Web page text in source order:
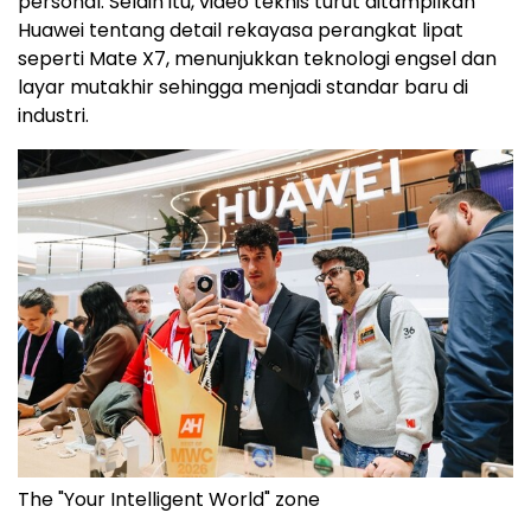
Huawei tentang detail rekayasa perangkat lipat
seperti Mate X7, menunjukkan teknologi engsel dan
layar mutakhir sehingga menjadi standar baru di
industri.
The "Your Intelligent World" zone